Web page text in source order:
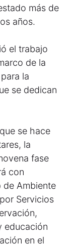
más de
años.
el trabajo
de la
la
se dedican
se hace
la
fase
con
de Ambiente
Servicios
educación
en el